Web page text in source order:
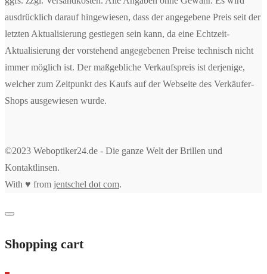
ausdrücklich darauf hingewiesen, dass der angegebene Preis seit der
letzten Aktualisierung gestiegen sein kann, da eine Echtzeit-
Aktualisierung der vorstehend angegebenen Preise technisch nicht
immer möglich ist. Der maßgebliche Verkaufspreis ist derjenige,
welcher zum Zeitpunkt des Kaufs auf der Webseite des Verkäufer-
Shops ausgewiesen wurde.
©2023 Weboptiker24.de - Die ganze Welt der Brillen und
Kontaktlinsen.
With ♥ from jentschel dot com.
Shopping cart